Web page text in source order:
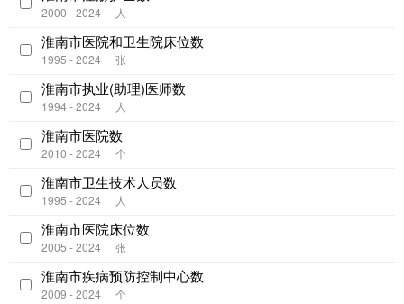
2000 - 2024 人
淮南市医院和卫生院床位数
1995 - 2024 张
淮南市执业(助理)医师数
1994 - 2024 人
淮南市医院数
2010 - 2024 个
淮南市卫生技术人员数
1995 - 2024 人
淮南市医院床位数
2005 - 2024 张
淮南市疾病预防控制中心数
2009 - 2024 个